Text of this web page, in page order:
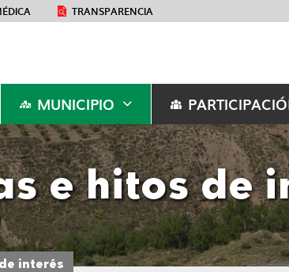
TRANSPARENCIA
MUNICIPIO
e hitos de
interés